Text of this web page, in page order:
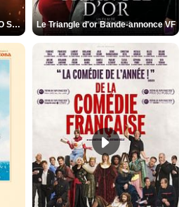
L'Odyssée Bande-annonce VO STFR Le Triangle d'or Bande-annonce VF